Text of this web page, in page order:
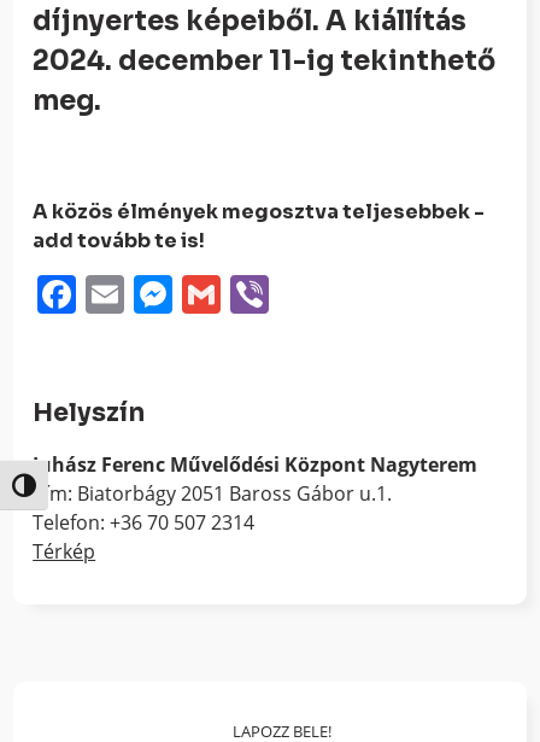
Nagy kontraszt váltása
díjnyertes képeiből. A kiállítás
2024. december 11-ig tekinthető
meg.
A közös élmények megosztva teljesebbek -
add tovább te is!
Facebook
EmailMessenger
Gmail
Helyszín
Juhász Ferenc Művelődési Központ Nagyterem
Cím: Biatorbágy 2051 Baross Gábor u.1.
Telefon: +36 70 507 2314
Térkép
LAPOZZ BELE!